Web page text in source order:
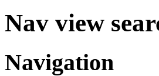
Nav view
Navigation